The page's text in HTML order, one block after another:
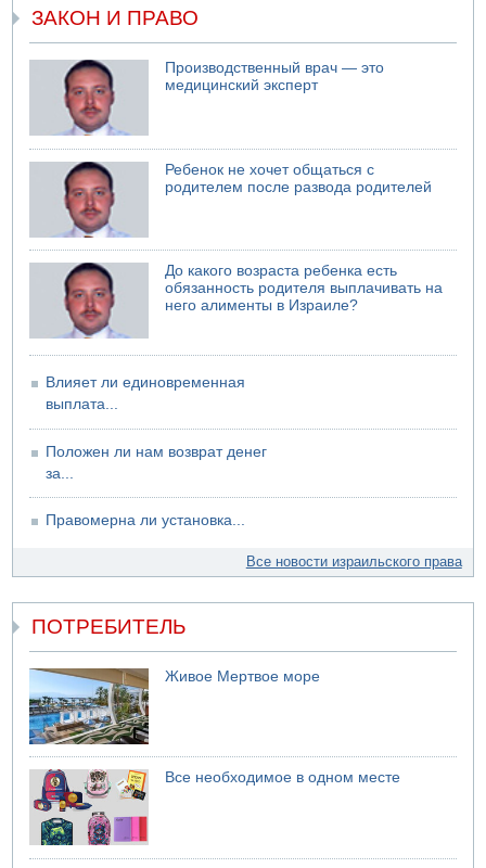
Бывший посол Израиля в ООН Гилад Эрдан объявит в
ЗАКОН И ПРАВО
Производственный врач — это
медицинский эксперт
Ребенок не хочет общаться с
родителем после развода родителей
До какого возраста ребенка есть
обязанность родителя выплачивать на
него алименты в Израиле?
Влияет ли единовременная
выплата...
Положен ли нам возврат денег
за...
Правомерна ли установка...
Все новости израильского права
ПОТРЕБИТЕЛЬ
Живое Мертвое море
Все необходимое в одном месте